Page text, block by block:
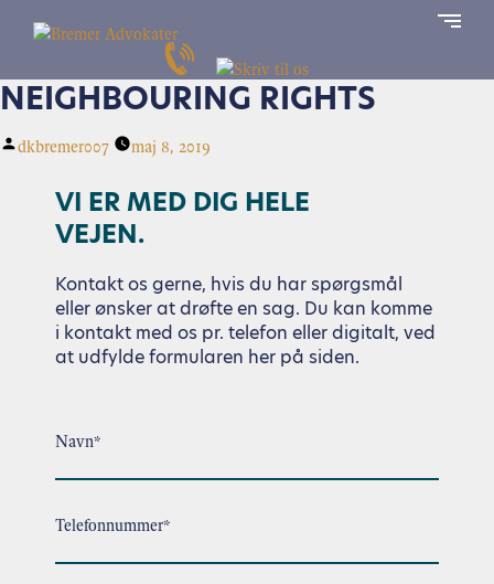
NEIGHBOURING RIGHTS
dkbremer007 maj 8, 2019
VI ER MED DIG HELE
VEJEN.
Kontakt os gerne, hvis du har spørgsmål
eller ønsker at drøfte en sag. Du kan komme
i kontakt med os pr. telefon eller digitalt, ved
at udfylde formularen her på siden.
Navn*
Telefonnummer*